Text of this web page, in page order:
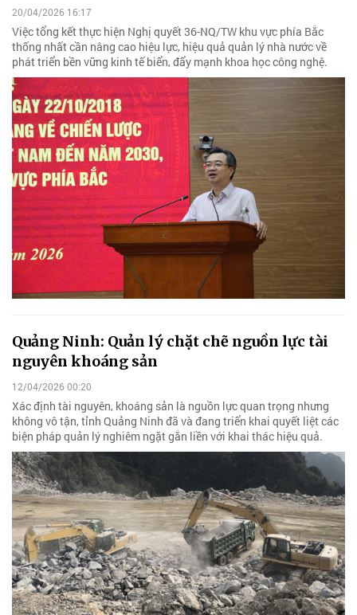
20/04/2026 16:17
Việc tổng kết thực hiện Nghị quyết 36-NQ/TW khu vực phía Bắc
thống nhất cần nâng cao hiệu lực, hiệu quả quản lý nhà nước về
phát triển bền vững kinh tế biển, đẩy mạnh khoa học công nghệ.
Quảng Ninh: Quản lý chặt chẽ nguồn lực tài
nguyên khoáng sản
12/04/2026 00:20
Xác định tài nguyên, khoáng sản là nguồn lực quan trọng nhưng
không vô tận, tỉnh Quảng Ninh đã và đang triển khai quyết liệt các
biện pháp quản lý nghiêm ngặt gắn liền với khai thác hiệu quả.